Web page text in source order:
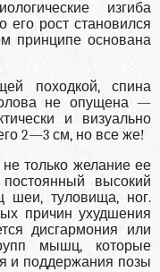
изгиба
его рост становился
принципе основана
походкой, спина
не опущена —
и визуально
2—3 см, но все же!
только желание ее
высокий
шеи, туловища, ног.
причин ухудшения
дисгармония или
мышц, которые
и поддержания позы